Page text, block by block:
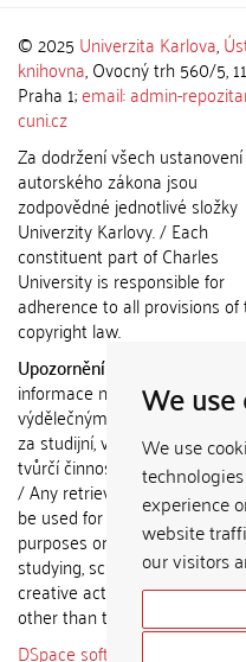
We use
We use
experience
website
our visitors
© 2025 Univerzita Karlova,
knihovna, Ovocný trh 560/5,
Praha 1;email: admin-
cuni.cz
Za dodržení všech ustanovení
autorského zákona jsou
zodpovědné jednotlivé složky
Univerzity Karlovy. / Each
constituent part of Charles
University is responsible for
adherence to all provisions of
copyright law.
Upozornění / Notice:
informace nemohou být
výdělečným účelům nebo
za studijní, vědeckou nebo
tvůrčí činnost jiné osoby než
/ Any retrieved information
be used for any commercial
purposes or claimed as
studying, scientific or any
creative activities of any
other than the author.
DSpace software